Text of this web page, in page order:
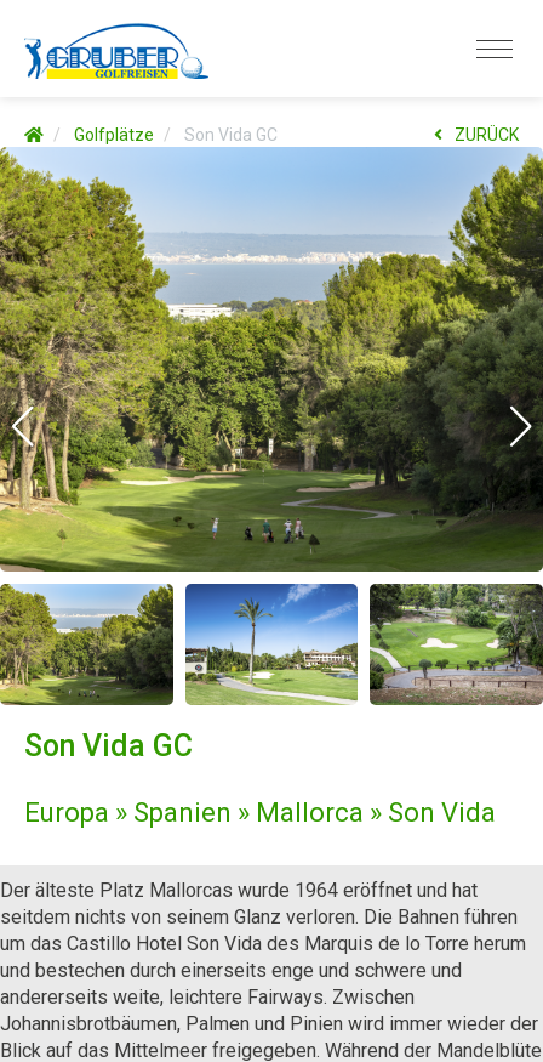
Golfplätze Son Vida GC ZURÜCK
Son Vida GC
Europa » Spanien » Mallorca » Son Vida
Der älteste Platz Mallorcas wurde 1964 eröffnet und hat
seitdem nichts von seinem Glanz verloren. Die Bahnen führen
um das Castillo Hotel Son Vida des Marquis de lo Torre herum
und bestechen durch einerseits enge und schwere und
andererseits weite, leichtere Fairways. Zwischen
Johannisbrotbäumen, Palmen und Pinien wird immer wieder der
Blick auf das Mittelmeer freigegeben. Während der Mandelblüte